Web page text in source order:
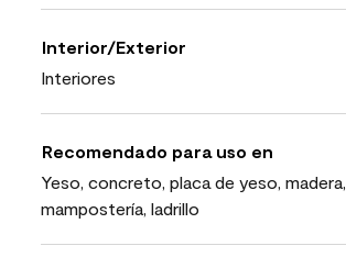
Interior/Exterior
Interiores
Recomendado para uso en
Yeso, concreto, placa de yeso, madera,
mampostería, ladrillo